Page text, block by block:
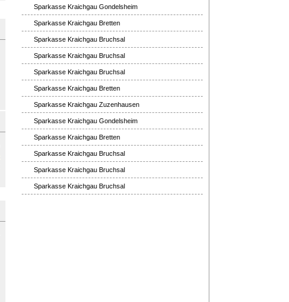
Sparkasse Kraichgau Gondelsheim
Sparkasse Kraichgau Bretten
Sparkasse Kraichgau Bruchsal
Sparkasse Kraichgau Bruchsal
Sparkasse Kraichgau Bruchsal
Sparkasse Kraichgau Bretten
Sparkasse Kraichgau Zuzenhausen
Sparkasse Kraichgau Gondelsheim
Sparkasse Kraichgau Bretten
Sparkasse Kraichgau Bruchsal
Sparkasse Kraichgau Bruchsal
Sparkasse Kraichgau Bruchsal